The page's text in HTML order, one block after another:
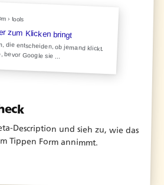
› tools
zum Klicken bringt
die entscheiden, ob jemand klickt.
Google sie ...
Description und sieh zu, wie das
Tippen Form annimmt.